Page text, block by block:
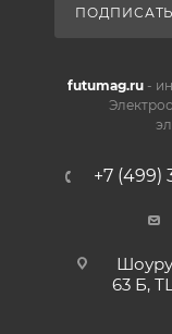
futumag.ru-
+7 (499)
63 Б,